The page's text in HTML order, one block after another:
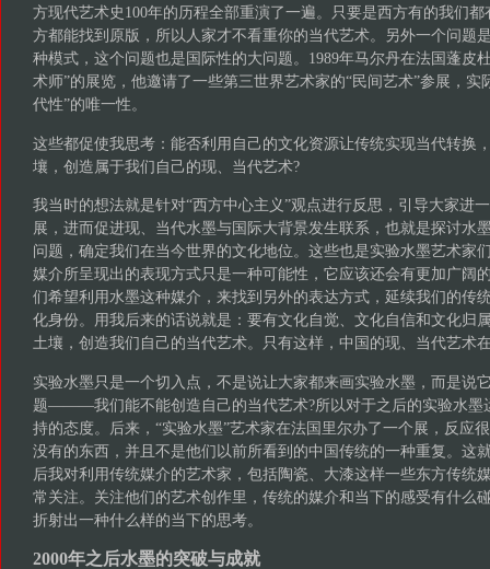
方现代艺术史100年的历程全部重演了一遍。只要是西方有的我们
方都能找到原版，所以人家才不看重你的当代艺术。另外一个问题
种模式，这个问题也是国际性的大问题。1989年马尔丹在法国蓬皮
术师”的展览，他邀请了一些第三世界艺术家的“民间艺术”参展，实
代性”的唯一性。
这些都促使我思考：能否利用自己的文化资源让传统实现当代转换
壤，创造属于我们自己的现、当代艺术?
我当时的想法就是针对“西方中心主义”观点进行反思，引导大家进
展，进而促进现、当代水墨与国际大背景发生联系，也就是探讨水
问题，确定我们在当今世界的文化地位。这些也是实验水墨艺术家
媒介所呈现出的表现方式只是一种可能性，它应该还会有更加广阔
们希望利用水墨这种媒介，来找到另外的表达方式，延续我们的传
化身份。用我后来的话说就是：要有文化自觉、文化自信和文化归
土壤，创造我们自己的当代艺术。只有这样，中国的现、当代艺术
实验水墨只是一个切入点，不是说让大家都来画实验水墨，而是说
题———我们能不能创造自己的当代艺术?所以对于之后的实验水墨
持的态度。后来，“实验水墨”艺术家在法国里尔办了一个展，反应
没有的东西，并且不是他们以前所看到的中国传统的一种重复。这
后我对利用传统媒介的艺术家，包括陶瓷、大漆这样一些东方传统
常关注。关注他们的艺术创作里，传统的媒介和当下的感受有什么
折射出一种什么样的当下的思考。
2000年之后水墨的突破与成就